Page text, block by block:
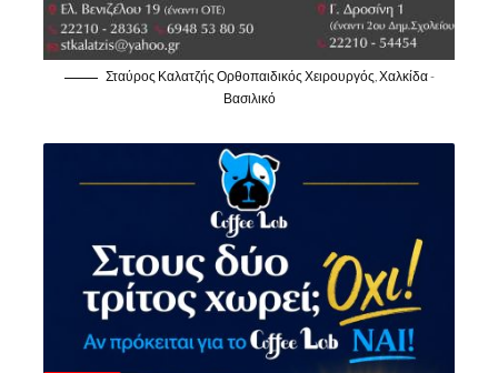
Σταύρος Καλατζής Ορθοπαιδικός Χειρουργός, Χαλκίδα -
Βασιλικό